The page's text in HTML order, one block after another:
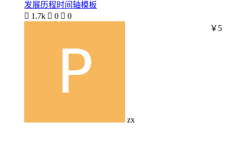
发展历程时间轴模板
 1.7k  0  0
zx
￥5